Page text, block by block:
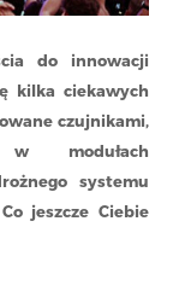
do innowacji
kilka ciekawych
czujnikami,
modułach
systemu
jeszcze Ciebie